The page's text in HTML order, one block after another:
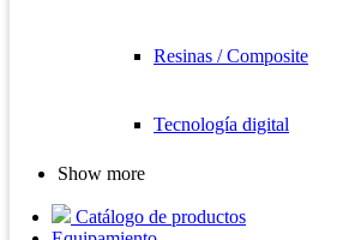
Resinas / Composite
Tecnología digital
Show more
Catálogo de productos